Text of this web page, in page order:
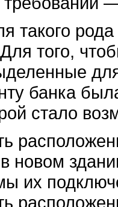
такого
того,
банка
стало
новом
их